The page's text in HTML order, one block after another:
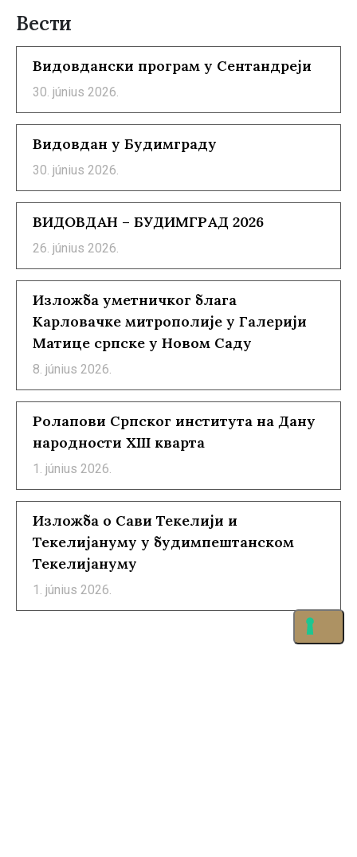
Вести
Видовдански програм у Сентандреји
30. június 2026.
Видовдан у Будимграду
30. június 2026.
ВИДОВДАН – БУДИМГРАД 2026
26. június 2026.
Изложба уметничког блага
Карловачке митрополије у Галерији
Матице српске у Новом Саду
8. június 2026.
Ролапови Српског института на Дану
народности XIII кварта
1. június 2026.
Изложба о Сави Текелији и
Текелијануму у будимпештанском
Текелијануму
1. június 2026.